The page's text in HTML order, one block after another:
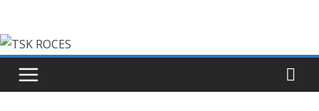
contenido